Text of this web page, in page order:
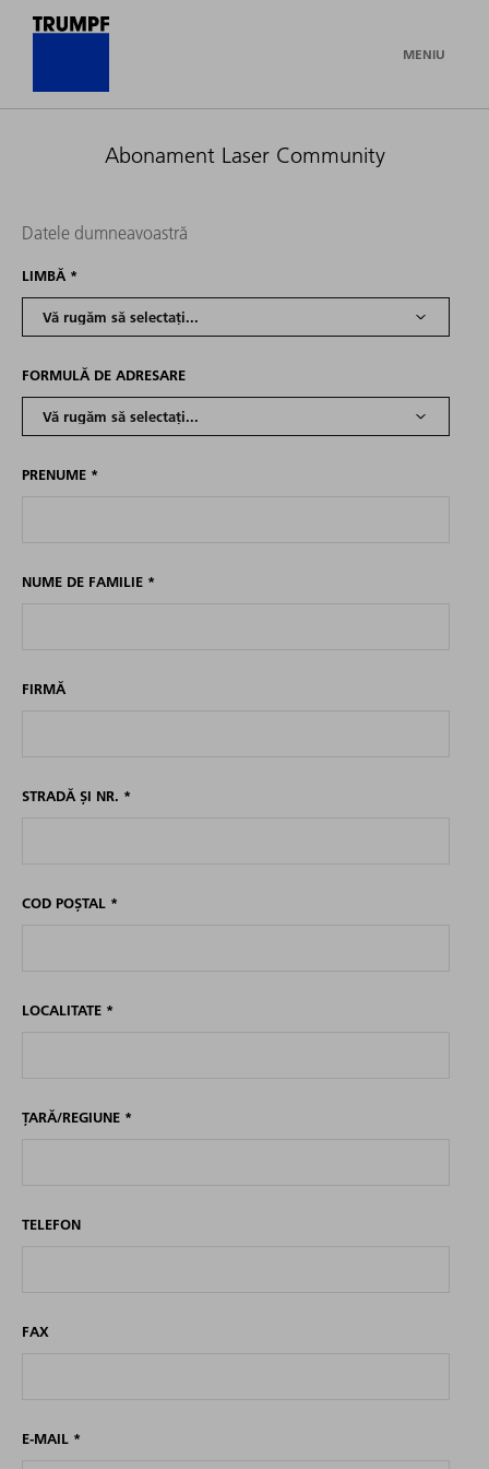
MENIU
Abonament Laser Community
Datele dumneavoastră
LIMBĂ *
FORMULĂ DE ADRESARE
PRENUME *
NUME DE FAMILIE *
FIRMĂ
STRADĂ ȘI NR. *
COD POȘTAL *
LOCALITATE *
ȚARĂ/REGIUNE *
TELEFON
FAX
E-MAIL *